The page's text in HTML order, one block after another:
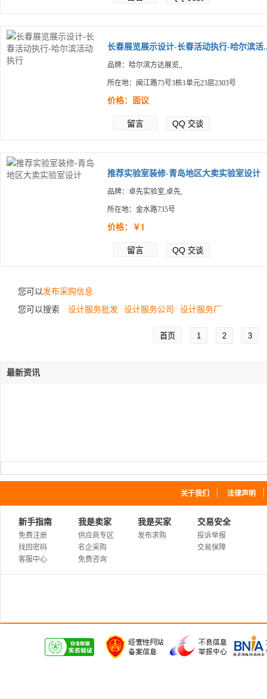
长春展览展示设计-长春活动执行-哈尔滨活
品牌：哈尔滨方达展览,,
所在地：闽江路75号3栋1单元23层2303号
价格：面议
留言 QQ 交谈
推荐实验室装修-青岛地区大卖实验室设计
品牌：卓先实验室,卓先,
所在地：金水路735号
价格：￥1
留言 QQ 交谈
您可以发布采购信息
您可以搜索
设计服务批发 设计服务公司 设计服务厂
首页 1 2 3
最新资讯
关于我们 法律声明
新手指南
免费注册
找回密码
客服中心
我是卖家
供应商专区
名企采购
免费咨询
我是买家
发布求购
交易安全
投诉举报
交易保障